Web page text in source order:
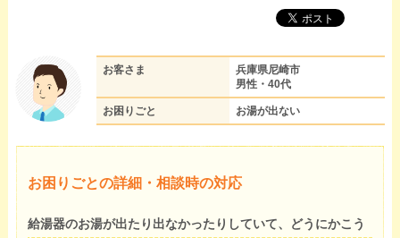
お客さま
兵庫県尼崎市
男性・40代
お困りごと お湯が出ない
お困りごとの詳細・相談時の対応
給湯器のお湯が出たり出なかったりしていて、どうにかこう